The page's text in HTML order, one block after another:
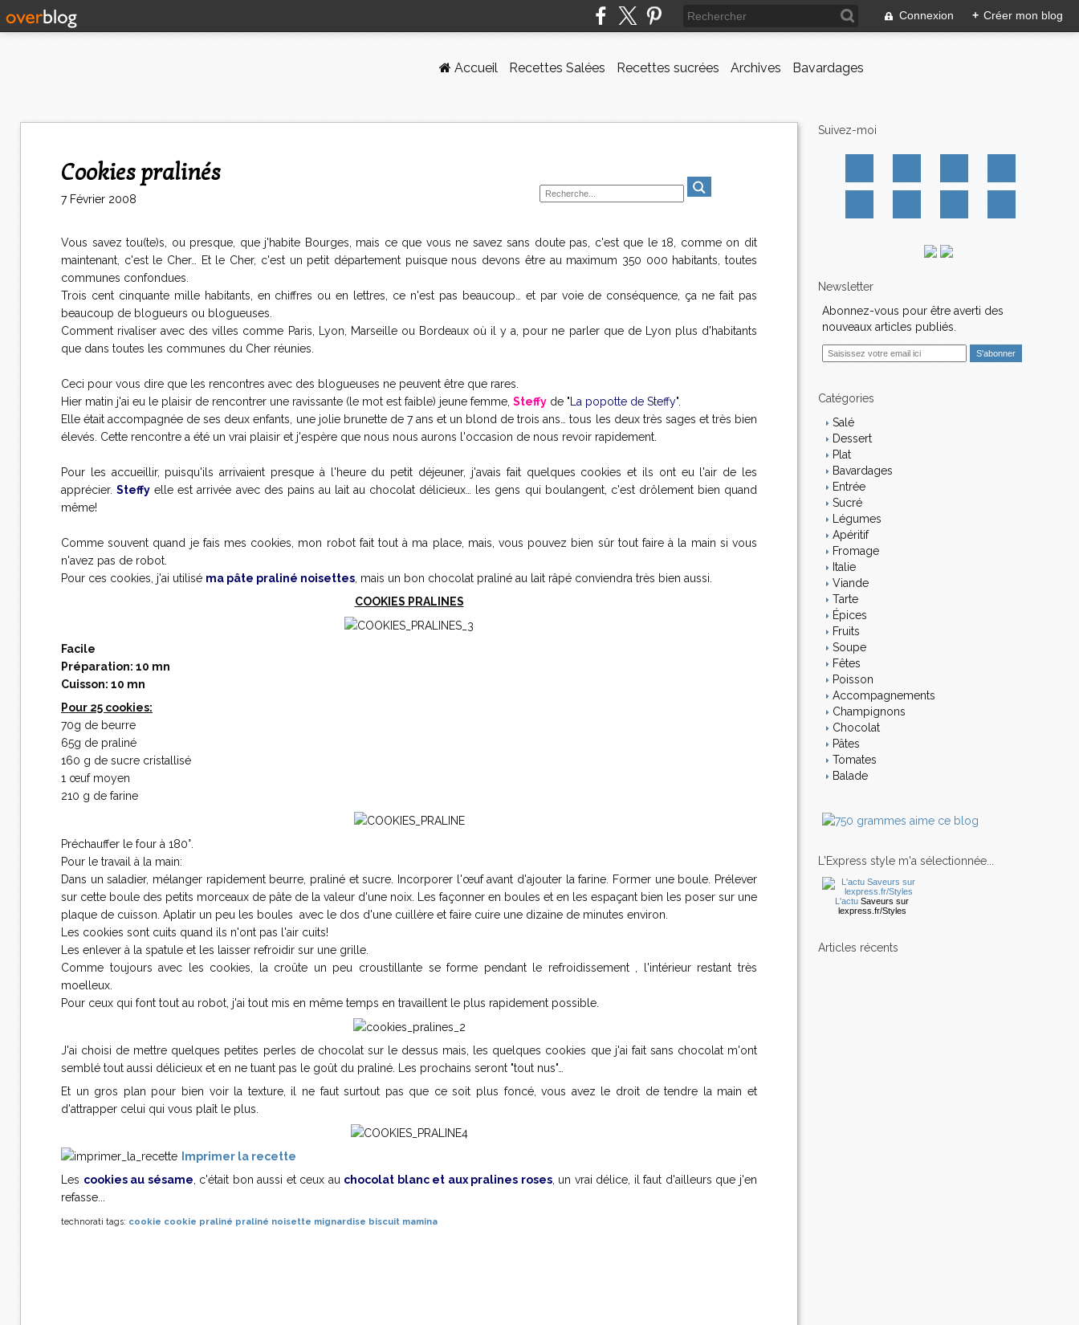
Connexion + Créer mon blog
Accueil Recettes Salées Recettes sucrées Archives Bavardages
Cookies pralinés
7 Février 2008
Vous savez tou(te)s, ou presque, que j'habite Bourges, mais ce que vous ne savez sans doute pas, c'est que le 18, comme on dit
maintenant, c'est le Cher… Et le Cher, c'est un petit département puisque nous devons être au maximum 350 000 habitants, toutes
communes confondues.
Trois cent cinquante mille habitants, en chiffres ou en lettres, ce n'est pas beaucoup… et par voie de conséquence, ça ne fait pas
beaucoup de blogueurs ou blogueuses.
Comment rivaliser avec des villes comme Paris, Lyon, Marseille ou Bordeaux où il y a, pour ne parler que de Lyon plus d'habitants
que dans toutes les communes du Cher réunies.
Ceci pour vous dire que les rencontres avec des blogueuses ne peuvent être que rares.
Hier matin j'ai eu le plaisir de rencontrer une ravissante (le mot est faible) jeune femme, Steffy de " La popotte de Steffy".
Elle était accompagnée de ses deux enfants, une jolie brunette de 7 ans et un blond de trois ans… tous les deux très sages et très bien
élevés. Cette rencontre a été un vrai plaisir et j'espère que nous nous aurons l'occasion de nous revoir rapidement.
Pour les accueillir, puisqu'ils arrivaient presque à l'heure du petit déjeuner, j'avais fait quelques cookies et ils ont eu l'air de les
apprécier.Steffy elle est arrivée avec des pains au lait au chocolat délicieux… les gens qui boulangent, c'est drôlement bien quand
même!
Comme souvent quand je fais mes cookies, mon robot fait tout à ma place, mais, vous pouvez bien sûr tout faire à la main si vous
n'avez pas de robot.
Pour ces cookies, j'ai utilisé ma pâte praliné noisettes , mais un bon chocolat praliné au lait râpé conviendra très bien aussi.
COOKIES PRALINES
Facile
Préparation: 10 mn
Cuisson: 10 mn
Pour 25 cookies:
70g de beurre
65g de praliné
160 g de sucre cristallisé
1 œuf moyen
210 g de farine
Préchauffer le four à 180°.
Pour le travail à la main:
Dans un saladier, mélanger rapidement beurre, praliné et sucre. Incorporer l'œuf avant d'ajouter la farine. Former une boule. Prélever
sur cette boule des petits morceaux de pâte de la valeur d'une noix. Les façonner en boules et en les espaçant bien les poser sur une
plaque de cuisson. Aplatir un peu les boules avec le dos d'une cuillère et faire cuire une dizaine de minutes environ.
Les cookies sont cuits quand ils n'ont pas l'air cuits!
Les enlever à la spatule et les laisser refroidir sur une grille.
Comme toujours avec les cookies, la croûte un peu croustillante se forme pendant le refroidissement , l'intérieur restant très
moelleux.
Pour ceux qui font tout au robot, j'ai tout mis en même temps en travaillent le plus rapidement possible.
J'ai choisi de mettre quelques petites perles de chocolat sur le dessus mais, les quelques cookies que j'ai fait sans chocolat m'ont
semblé tout aussi délicieux et en ne tuant pas le goût du praliné. Les prochains seront "tout nus"…
Et un gros plan pour bien voir la texture, il ne faut surtout pas que ce soit plus foncé, vous avez le droit de tendre la main et
d'attrapper celui qui vous plaît le plus.
Imprimer la recette
Les cookies au sésame, c'était bon aussi et ceux au chocolat blanc et aux pralines roses, un vrai délice, il faut d'ailleurs que j'en
refasse...
technorati tags: cookie cookie praliné praliné noisette mignardise biscuit mamina
Suivez-moi
Newsletter
Abonnez-vous pour être averti des
nouveaux articles publiés.
i Catégories
Salé
Dessert
Plat
Bavardages
Entrée
Sucré
Légumes
Apéritif
Fromage
Italie
Viande
Tarte
Épices
Fruits
Soupe
Fêtes
Poisson
Accompagnements
Champignons
Chocolat
Pâtes
Tomates
Balade
L'Express style m'a sélectionnée...
L'actu Saveurs sur
lexpress.fr/Styles
articles récents